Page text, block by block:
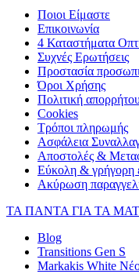
Ποιοι Είμαστε
Επικοινωνία
4 Καταστήματα
Συχνές Ερωτήσεις
Προστασία
Όροι Χρήσης
Πολιτική
Cookies
Τρόποι πληρωμής
Ασφάλεια
Αποστολές &
Εύκολη & γρήγορη
Ακύρωση
ΤΑ ΠΑΝΤΑ ΓΙΑ ΤΑ
Blog
Transitions Gen S
Markakis White